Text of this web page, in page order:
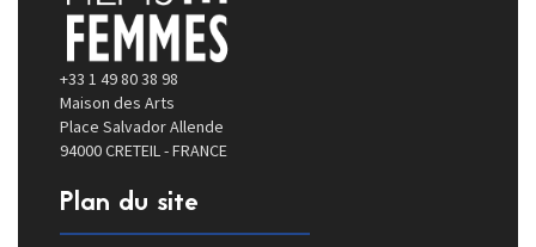
+33 1 49 80 38 98
Maison des Arts
Place Salvador Allende
94000 CRETEIL - FRANCE
Plan du site